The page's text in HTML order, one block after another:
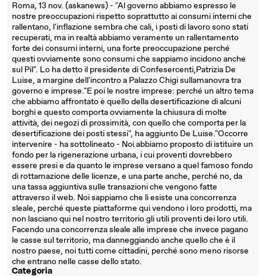
Roma, 13 nov. (askanews) - "Al governo abbiamo espresso le
nostre preoccupazioni rispetto soprattutto ai consumi interni che
rallentano, l'inflazione sembra che cali, i posti di lavoro sono stati
recuperati, ma in realtà abbiamo veramente un rallentamento
forte dei consumi interni, una forte preoccupazione perché
questi ovviamente sono consumi che sappiamo incidono anche
sul Pil". Lo ha detto il presidente di Confesercenti,Patrizia De
Luise, a margine dell'incontro a Palazzo Chigi sullamanovra tra
governo e imprese."E poi le nostre imprese: perché un altro tema
che abbiamo affrontato è quello della desertificazione di alcuni
borghi e questo comporta ovviamente la chiusura di molte
attività, dei negozi di prossimità, con quello che comporta per la
desertificazione dei posti stessi", ha aggiunto De Luise."Occorre
intervenire - ha sottolineato - Noi abbiamo proposto di istituire un
fondo per la rigenerazione urbana, i cui proventi dovrebbero
essere presi e da quanto le imprese versano a quel famoso fondo
di rottamazione delle licenze, e una parte anche, perché no, da
una tassa aggiuntiva sulle transazioni che vengono fatte
attraverso il web. Noi sappiamo che lì esiste una concorrenza
sleale, perché queste piattaforme qui vendono i loro prodotti, ma
non lasciano qui nel nostro territorio gli utili proventi dei loro utili.
Facendo una concorrenza sleale alle imprese che invece pagano
le casse sul territorio, ma danneggiando anche quello che è il
nostro paese, noi tutti come cittadini, perché sono meno risorse
che entrano nelle casse dello stato.
Categoria